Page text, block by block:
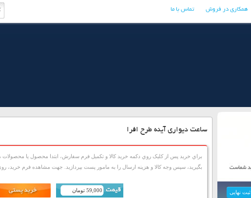
همکاری در فروش تماس با ما
ثبت نهایی
ساعت دیواری آینه طرح افرا
براي خريد پس از کليک روي دکمه خريد کالا و تکميل فرم سفارش، ابتدا محصول يا محصولات
بگيريد، سپس وجه کالا و هزينه ارسال را به مامور پست بپردازيد. جهت مشاهده فرم خريد،
59,000 تومان